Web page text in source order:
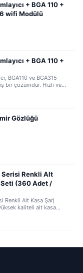
+ BGA 110 +
wifi Modülü
+ BGA 110 +
BGA110 ve BGA315
bir çözümdür. Hızlı ve
için profesyonel
Geniş cihaz desteği
Gözlüğü
Serisi Renkli Alt
Seti (360 Adet /
Renkli Alt Kasa Şarj
kaliteli alt kasa
çözüm sunar.
için ideal seçim